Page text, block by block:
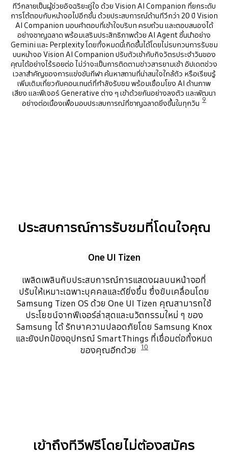
ทีวีกลายเป็นผู้ช่วยอัจฉริยะคู่ใจ ด้วย Vision AI Companion ที่ยกระดับ
การโต้ตอบกับหน้าจอไปอีกขั้น ด้วยประสบการณ์ด้านทีวีกว่า 20 ปี Vision
AI Companion มอบคำตอบที่เข้าใจบริบท ครบถ้วน และตอบสนองได้
อย่างชาญฉลาด พร้อมเสริมประสิทธิภาพด้วย AI Agent ชั้นนำอย่าง
Gemini และ Perplexity โดยทั้งหมดนี้เกิดขึ้นได้โดยไม่รบกวนการรับชม
บนหน้าจอ Vision AI Companion ปรับตัวเข้ากับกิจวัตรประจำวันของ
คุณได้อย่างไร้รอยต่อ ไม่ว่าจะเป็นการติดตามข่าวสารยามเช้า อัปเดตช่วง
เวลาสำคัญของการแข่งขันกีฬา ค้นหาสถานที่น่าสนใจใกล้ตัว หรือเรียนรู้
เพิ่มเติมเกี่ยวกับคอนเทนต์ที่กำลังรับชม พร้อมเชื่อมโยง AI ด้านภาพ
เสียง และฟีเจอร์ Generative ต่าง ๆ เข้าด้วยกันอย่างลงตัว และพัฒนา
อย่างต่อเนื่องเพื่อมอบประสบการณ์ที่ชาญฉลาดยิ่งขึ้นในทุกวัน 9
ประสบการณ์การรับชมที่โดนใจคุณ
One UI Tizen
เพลิดเพลินกับประสบการณ์การแสดงผลบนหน้าจอที่
ปรับให้เหมาะเฉพาะบุคคลและดียิ่งขึ้น ซึ่งขับเคลื่อนโดย
Samsung Tizen OS ด้วย One UI Tizen คุณสามารถใช้
ประโยชน์จากฟีเจอร์ล่าสุดและนวัตกรรมใหม่ ๆ ของ
Samsung ได้ รักษาความปลอดภัยโดย Samsung Knox
และยังปกป้องอุปกรณ์ SmartThings ที่เชื่อมต่อทั้งหมด
ของคุณอีกด้วย
10
เข้าถึงทีวีฟรีโดยไม่ต้องสมัคร